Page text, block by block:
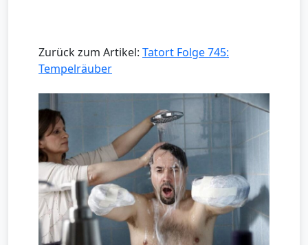
Zurück zum Artikel: Tatort Folge 745:
Tempelräuber